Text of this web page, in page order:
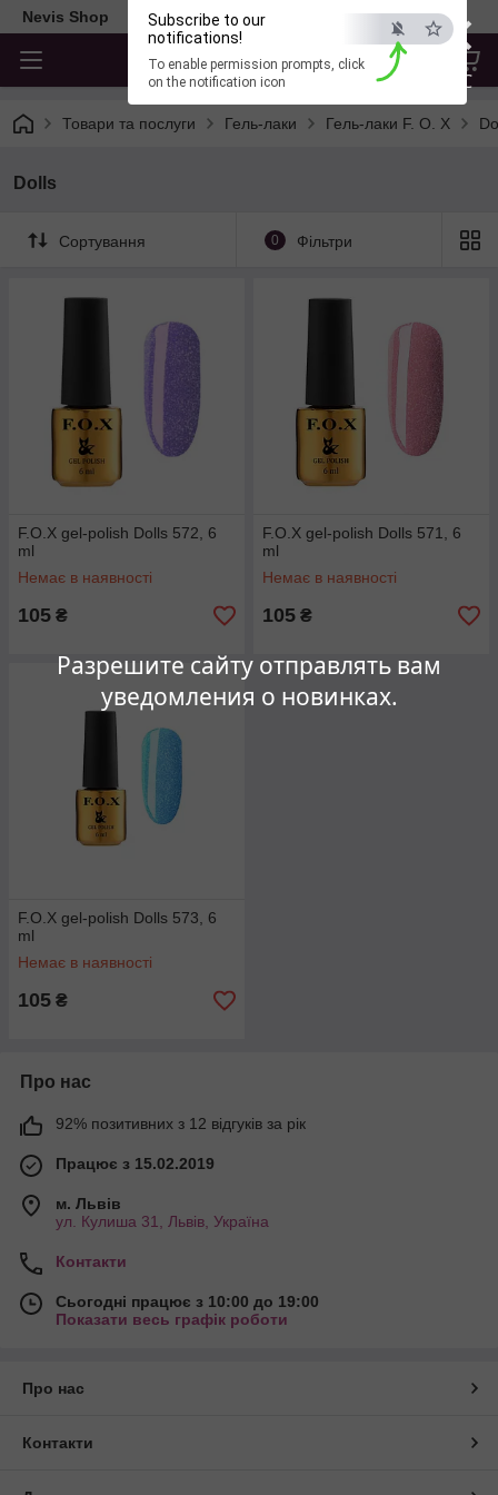
×
ESC
Разрешите сайту отправлять вам
уведомления о новинках.
Subscribe to our
notifications!
To enable permission prompts, click
on the notification icon
Nevis Shop
Товари та послуги Гель-лаки Гель-лаки F. O. X
Dolls
Сортування 0 Фільтри
F.O.X gel-polish Dolls 572, 6
ml
Немає в наявності
105 ₴
F.O.X gel-polish Dolls 571, 6
ml
Немає в наявності
105 ₴
F.O.X gel-polish Dolls 573, 6
ml
Немає в наявності
105 ₴
Про нас
92% позитивних з 12 відгуків за рік
Працює з 15.02.2019
м. Львів
ул. Кулиша 31, Львів, Україна
Контакти
Сьогодні працює з 10:00 до 19:00
Показати весь графік роботи
Про нас
Контакти